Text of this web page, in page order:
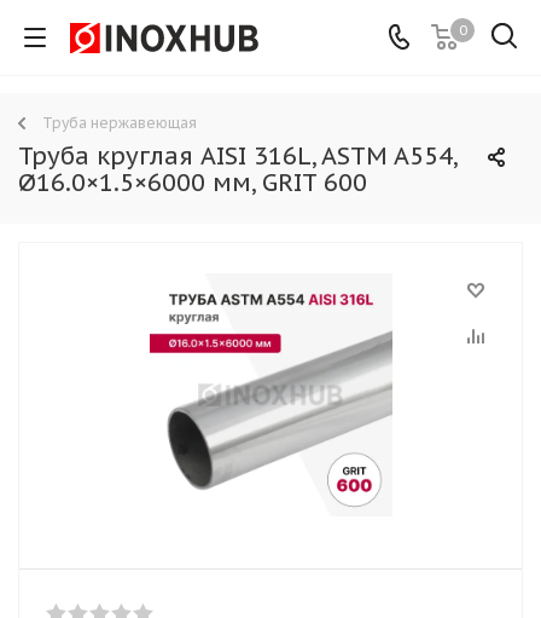
0
Труба нержавеющая
Труба круглая AISI 316L, ASTM A554,
Ø16.0×1.5×6000 мм, GRIT 600